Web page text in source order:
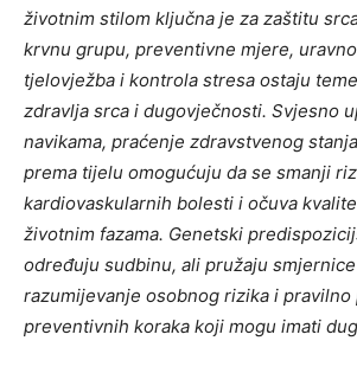
životnim stilom ključna je za zaštitu
krvnu grupu, preventivne mjere,
tjelovježba i kontrola stresa ostaju
zdravlja srca i dugovječnosti. Svjesno
navikama, praćenje zdravstvenog
prema tijelu omogućuju da se smanji
kardiovaskularnih bolesti i očuva
životnim fazama. Genetski
određuju sudbinu, ali pružaju
razumijevanje osobnog rizika i pravilno
preventivnih koraka koji mogu imati